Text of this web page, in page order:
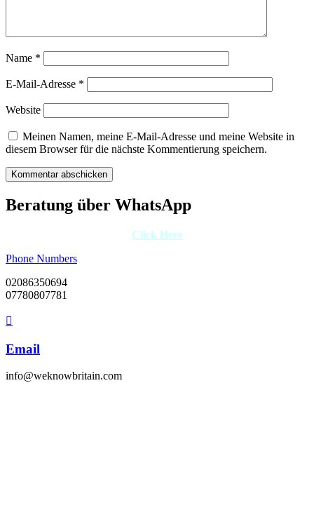
Name *
E-Mail-Adresse *
Website
Meinen Namen, meine E-Mail-Adresse und meine Website in
diesem Browser für die nächste Kommentierung speichern.
Beratung über WhatsApp
Click Here
Phone Numbers
02086350694
07780807781
Email
info@weknowbritain.com